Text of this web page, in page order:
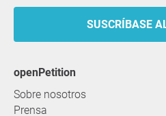
SUSCRÍBASE
openPetition
Sobre nosotros
Prensa